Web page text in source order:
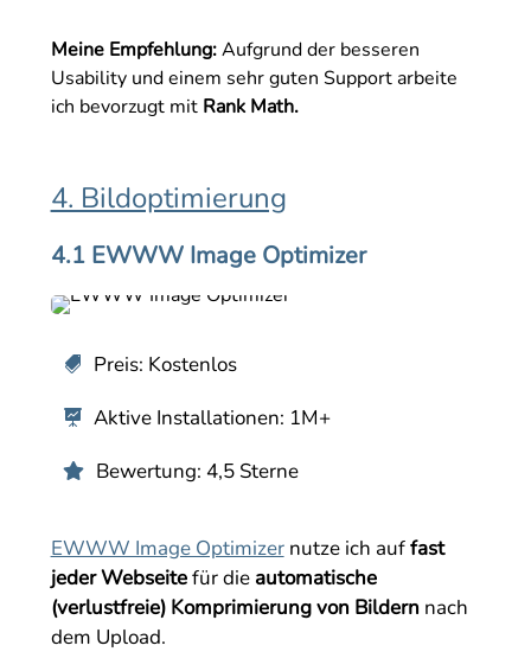
Meine Empfehlung:Aufgrund der besseren
Usability und einem sehr guten Support arbeite
ich bevorzugt mitRank Math.
4. Bildoptimierung
4.1 EWWW Image Optimizer
 Preis: Kostenlos
 Aktive Installationen: 1M+
 Bewertung: 4,5 Sterne
EWWW Image Optimizernutze ich auffast
jeder Webseitefür die automatische
(verlustfreie) Komprimierung von Bildernnach
dem Upload.